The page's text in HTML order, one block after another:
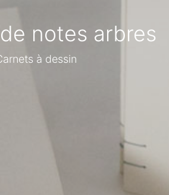
notes arbres
à dessin